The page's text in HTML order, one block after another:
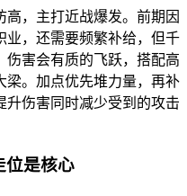
，主打近战爆发。前期因
业，还需要频繁补给，但千
伤害会有质的飞跃，搭配高
梁。加点优先堆力量，再补
升伤害同时减少受到的攻击
位是核心